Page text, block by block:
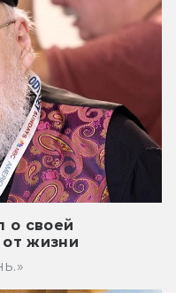
о своей
от жизни